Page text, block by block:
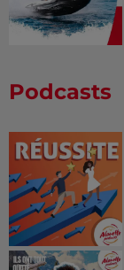
Podcasts